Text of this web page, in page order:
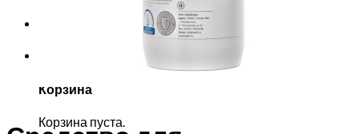
Корзина
Корзина пуста.